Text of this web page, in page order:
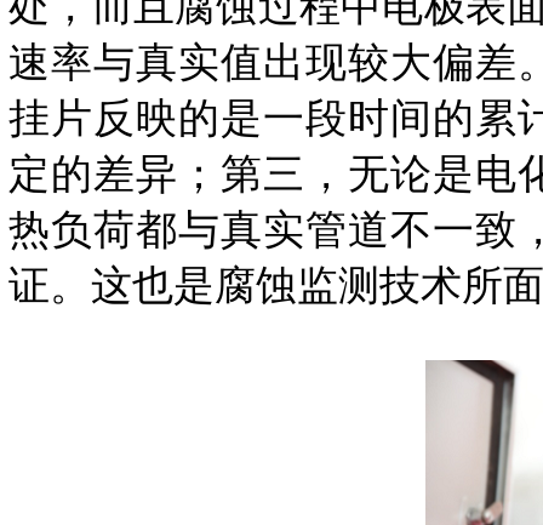
速率与真实值出现较大偏差
挂片反映的是一段时间的累
定的差异；第三，无论是电
热负荷都与真实管道不一致
证。这也是腐蚀监测技术所